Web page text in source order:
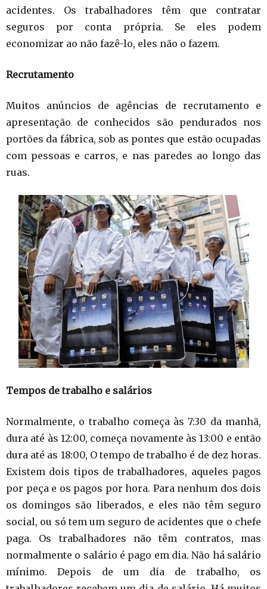
acidentes. Os trabalhadores têm que contratar
seguros por conta própria. Se eles podem
economizar ao não fazê-lo, eles não o fazem.
Recrutamento
Muitos anúncios de agências de recrutamento e
apresentação de conhecidos são pendurados nos
portões da fábrica, sob as pontes que estão ocupadas
com pessoas e carros, e nas paredes ao longo das
ruas.
Tempos de trabalho e salários
Normalmente, o trabalho começa às 7:30 da manhã,
dura até às 12:00, começa novamente às 13:00 e então
dura até as 18:00, O tempo de trabalho é de dez horas.
Existem dois tipos de trabalhadores, aqueles pagos
por peça e os pagos por hora. Para nenhum dos dois
os domingos são liberados, e eles não têm seguro
social, ou só tem um seguro de acidentes que o chefe
paga. Os trabalhadores não têm contratos, mas
normalmente o salário é pago em dia. Não há salário
mínimo. Depois de um dia de trabalho, os